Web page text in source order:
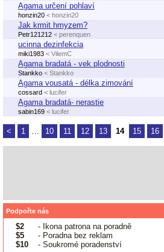
Agama určení pohlaví
honzin20 < honzin20
Jak krmit hmyzem?
Petr121212 < perenquen
ucinna dezinfekcia
miki1983 < VilemC
Agama bradatá - vek plodnosti
Stankko < Stankko
Agama vousatá - délka zimování
cossard < lucifer
Agama bradatá- nerastie
sabin169 < lucifer
< 1 10 11 12 13 14 15 16
Podpořte nás
$2
- Ikona patrona na poradně
$5
- Poradna bez reklam
$10
- Soukromé poradenství